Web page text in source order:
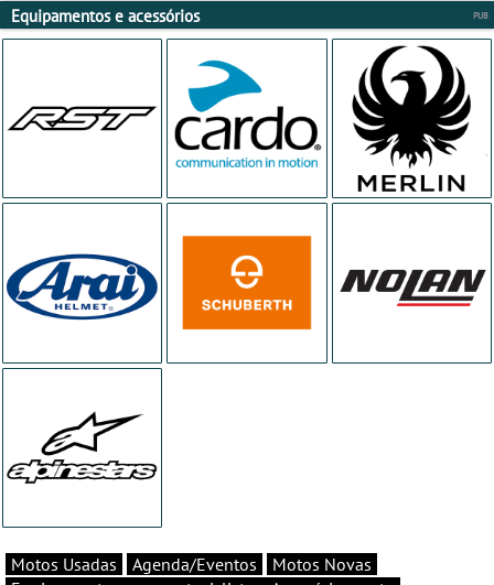
Equipamentos e acessórios
Motos Usadas Agenda/Eventos
Motos Novas